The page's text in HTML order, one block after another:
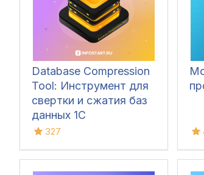
Database Compression
Tool: Инструмент для
свертки и сжатия баз
данных 1С
327